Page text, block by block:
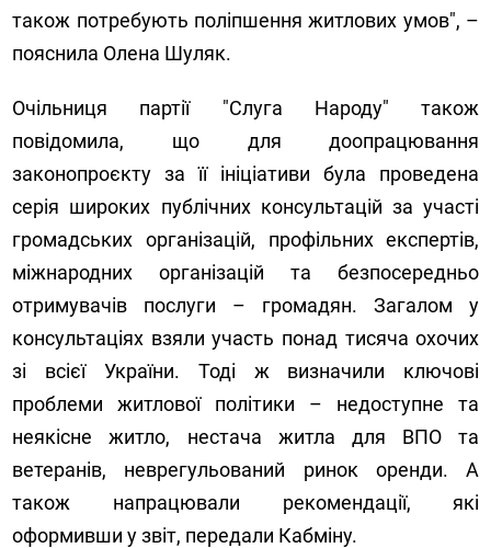
також потребують поліпшення житлових умов", –
пояснила Олена Шуляк.
Очільниця партії "Слуга Народу" також
повідомила, що для доопрацювання
законопроєкту за її ініціативи була проведена
серія широких публічних консультацій за участі
громадських організацій, профільних експертів,
міжнародних організацій та безпосередньо
отримувачів послуги – громадян. Загалом у
консультаціях взяли участь понад тисяча охочих
зі всієї України. Тоді ж визначили ключові
проблеми житлової політики – недоступне та
неякісне житло, нестача житла для ВПО та
ветеранів, неврегульований ринок оренди. А
також напрацювали рекомендації, які
оформивши у звіт, передали Кабміну.